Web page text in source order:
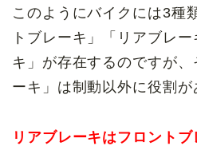
このようにバイクには3種
トブレーキ」「リアブレ
キ」が存在するのですが
ーキ」は制動以外に役割が
リアブレーキはフロント